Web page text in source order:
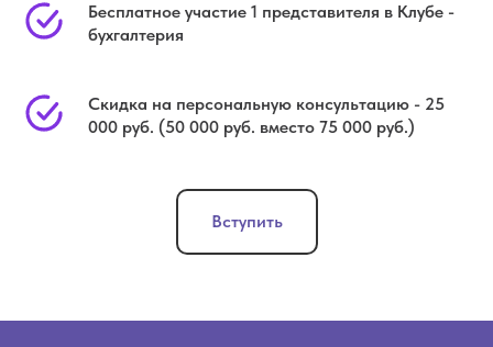
Бесплатное участие 1 представителя в Клубе -
бухгалтерия
Скидка на персональную консультацию - 25
000 руб. (50 000 руб. вместо 75 000 руб.)
Вступить